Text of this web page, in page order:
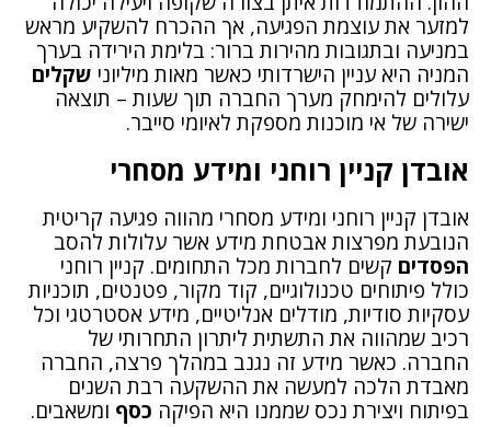
למזער את עוצמת הפגיעה, אך ההכרח להשקיע מראש
במניעה ובתגובות מהירות ברור: בלימת הירידה בערך
המניה היא עניין הישרדותי כאשר מאות מיליוני שקלים
עלולים להימחק מערך החברה תוך שעות – תוצאה
ישירה של אי מוכנות מספקת לאיומי סייבר.
אובדן קניין רוחני ומידע מסחרי
אובדן קניין רוחני ומידע מסחרי מהווה פגיעה קריטית
הנובעת מפרצות אבטחת מידע אשר עלולות להסב
הפסדים קשים לחברות מכל התחומים. קניין רוחני
כולל פיתוחים טכנולוגיים, קוד מקור, פטנטים, תוכניות
עסקיות סודיות, מודלים אנליטיים, מידע אסטרטגי וכל
רכיב שמהווה את התשתית ליתרון התחרותי של
החברה. כאשר מידע זה נגנב במהלך פרצה, החברה
מאבדת הלכה למעשה את ההשקעה רבת השנים
בפיתוח ויצירת נכס שממנו היא הפיקה כסף ומשאבים.